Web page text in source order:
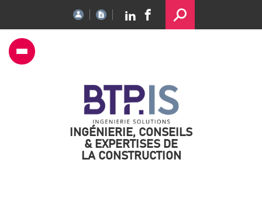
INGÉNIERIE, CONSEILS
& EXPERTISES DE
LA CONSTRUCTION